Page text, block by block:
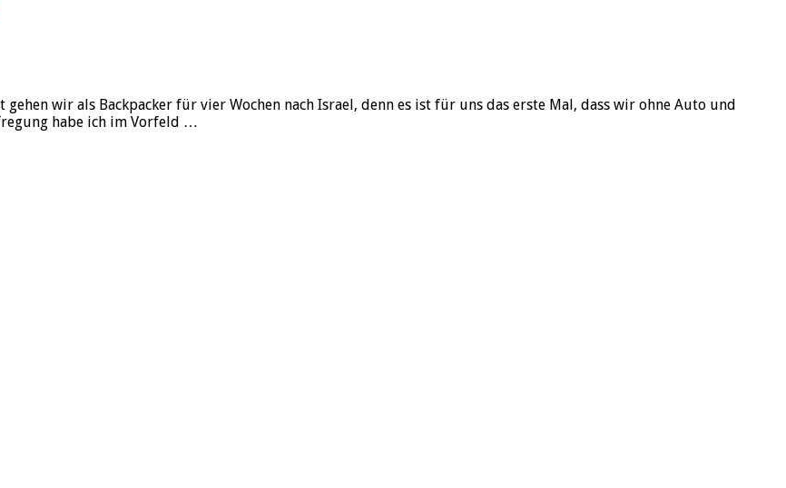
gehen wir als Backpacker für vier Wochen nach Israel, denn es ist für uns das erste Mal, dass wir ohne Auto und
habe ich im Vorfeld …